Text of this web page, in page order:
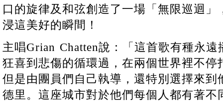
口的旋律及和弦創造了一場「無限巡迴
浸這美好的瞬間！
主唱Grian Chatten說：「這首歌有種永
狂喜到悲傷的循環過，在兩個世界裡不
但是由團員們自己執導，還特別選擇來
德里。這座城市對於他們每個人都有著不